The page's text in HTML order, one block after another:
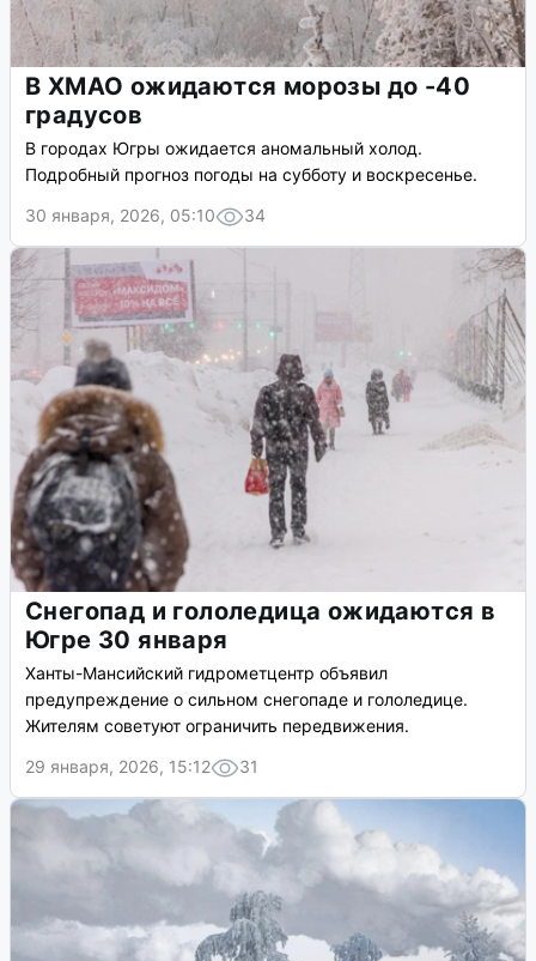
В ХМАО ожидаются морозы до -40
градусов
В городах Югры ожидается аномальный холод.
Подробный прогноз погоды на субботу и воскресенье.
30 января, 2026, 05:10
34
Снегопад и гололедица ожидаются в
Югре 30 января
Ханты-Мансийский гидрометцентр объявил
предупреждение о сильном снегопаде и гололедице.
Жителям советуют ограничить передвижения.
29 января, 2026, 15:12
31